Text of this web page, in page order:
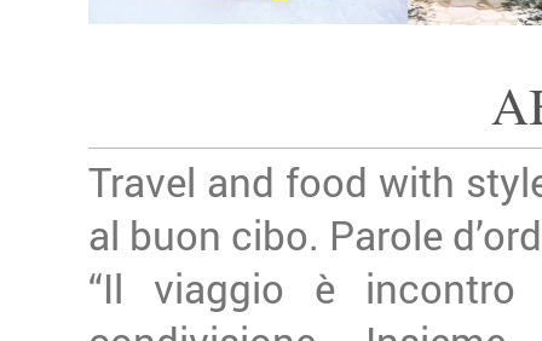
Travel and food with
al buon cibo. Parole
“Il viaggio è